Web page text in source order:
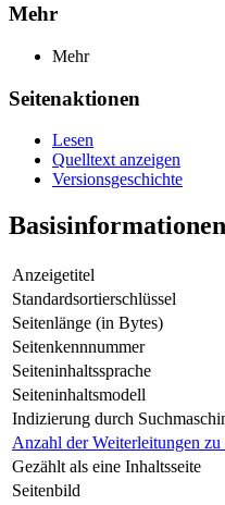
Mehr
Mehr
Seitenaktionen
Lesen
Quelltext anzeigen
Versionsgeschichte
Basisinformationen
Anzeigetitel
Standardsortierschlüssel
Seitenlänge (in Bytes)
Seitenkennnummer
Seiteninhaltssprache
Seiteninhaltsmodell
Indizierung durch
Anzahl der Weiterleitungen zu
Gezählt als eine Inhaltsseite
Seitenbild